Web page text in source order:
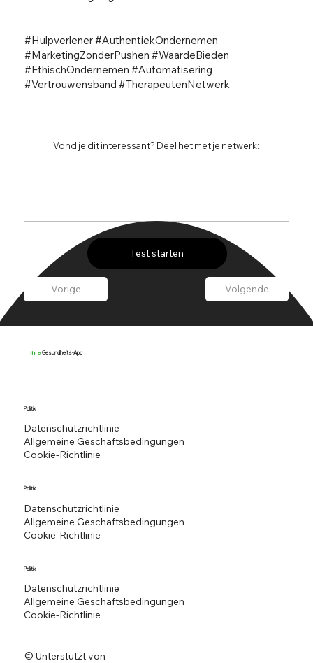
#Hulpverlener #AuthentiekOndernemen
#MarketingZonderPushen #WaardeBieden
#EthischOndernemen #Automatisering
#Vertrouwensband #TherapeutenNetwerk
Vond je dit interessant? Deel het met je netwerk:
Test starten
Vorige Volgende
Ihre Gesundheits-App
Politik
Datenschutzrichtlinie
Allgemeine Geschäftsbedingungen
Cookie-Richtlinie
Politik
Datenschutzrichtlinie
Allgemeine Geschäftsbedingungen
Cookie-Richtlinie
Politik
Datenschutzrichtlinie
Allgemeine Geschäftsbedingungen
Cookie-Richtlinie
© Unterstützt von